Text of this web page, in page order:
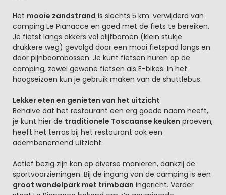
Het mooie zandstrand is slechts 5 km. verwijderd van
camping Le Pianacce en goed met de fiets te bereiken.
Je fietst langs akkers vol olijfbomen (klein stukje
drukkere weg) gevolgd door een mooi fietspad langs en
door pijnboombossen. Je kunt fietsen huren op de
camping, zowel gewone fietsen als E-bikes. In het
hoogseizoen kun je gebruik maken van de shuttlebus.
Lekker eten en genieten van het uitzicht
Behalve dat het restaurant een erg goede naam heeft,
je kunt hier de traditionele Toscaanse keuken proeven,
heeft het terras bij het restaurant ook een
adembenemend uitzicht.
Actief bezig zijn kan op diverse manieren, dankzij de
sportvoorzieningen. Bij de ingang van de camping is een
groot wandelpark met trimbaan ingericht. Verder